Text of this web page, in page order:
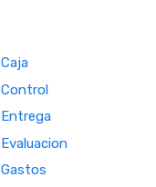
Caja
Control
Entrega
Evaluacion
Gastos